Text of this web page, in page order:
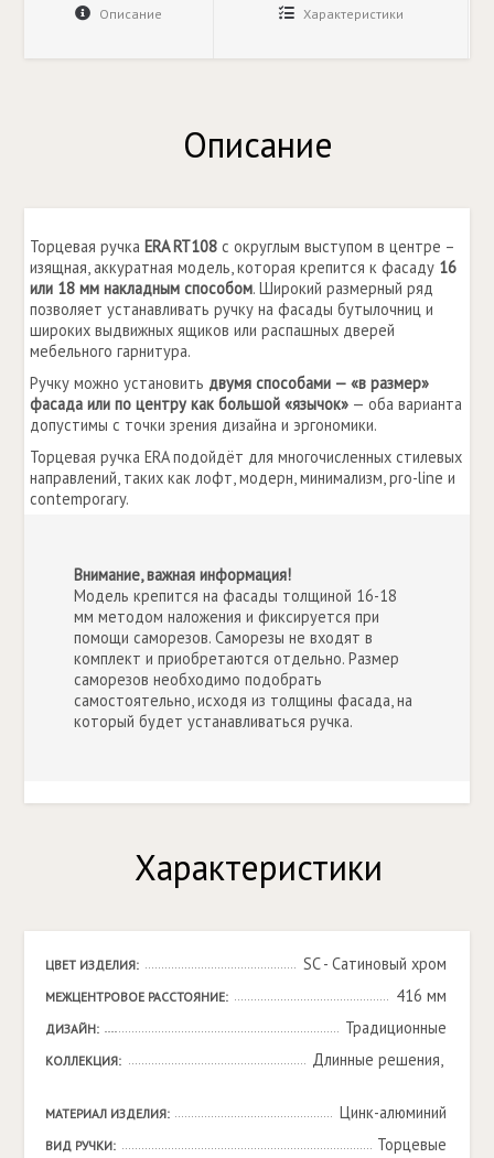
Описание Характеристики
Описание
Торцевая ручка ERA RT108 с округлым выступом в центре –
изящная, аккуратная модель, которая крепится к фасаду 16
или 18 мм накладным способом. Широкий размерный ряд
позволяет устанавливать ручку на фасады бутылочниц и
широких выдвижных ящиков или распашных дверей
мебельного гарнитура.
Ручку можно установить двумя способами — «в размер»
фасада или по центру как большой «язычок» — оба варианта
допустимы с точки зрения дизайна и эргономики.
Торцевая ручка ERA подойдёт для многочисленных стилевых
направлений, таких как лофт, модерн, минимализм, pro-line и
contemporary.
Внимание, важная информация!
Модель крепится на фасады толщиной 16-18
мм методом наложения и фиксируется при
помощи саморезов. Саморезы не входят в
комплект и приобретаются отдельно. Размер
саморезов необходимо подобрать
самостоятельно, исходя из толщины фасада, на
который будет устанавливаться ручка.
Характеристики
ЦВЕТ ИЗДЕЛИЯ: SC - Сатиновый хром
МЕЖЦЕНТРОВОЕ РАССТОЯНИЕ: 416 мм
ДИЗАЙН: Традиционные
КОЛЛЕКЦИЯ: Длинные решения,
МАТЕРИАЛ ИЗДЕЛИЯ: Цинк-алюминий
ВИД РУЧКИ: Торцевые